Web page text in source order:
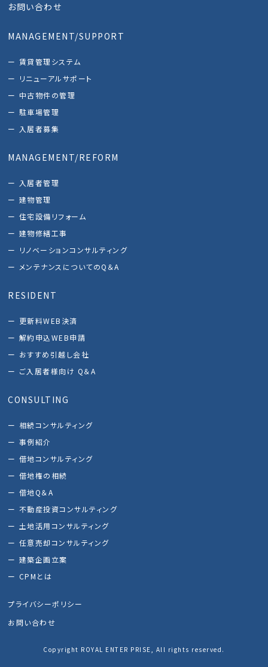
お問い合わせ
MANAGEMENT/SUPPORT
賃貸管理システム
リニューアルサポート
中古物件の管理
駐車場管理
入居者募集
MANAGEMENT/REFORM
入居者管理
建物管理
住宅設備リフォーム
建物修繕工事
リノベーションコンサルティング
メンテナンスについてのQ＆A
RESIDENT
更新料WEB決済
解約申込WEB申請
おすすめ引越し会社
ご入居者様向け Q＆A
CONSULTING
相続コンサルティング
事例紹介
借地コンサルティング
借地権の相続
借地Q＆A
不動産投資コンサルティング
土地活用コンサルティング
任意売却コンサルティング
建築企画立案
CPMとは
プライバシーポリシー
お問い合わせ
Copyright ROYAL ENTER PRISE, All rights reserved.